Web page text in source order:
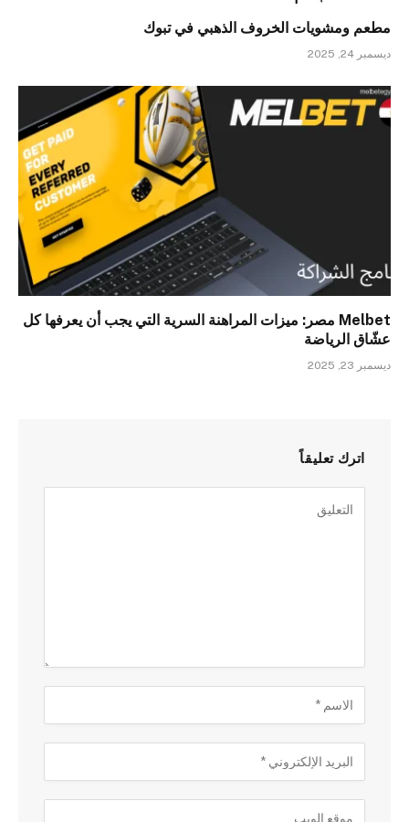
مطعم ومشويات الخروف الذهبي في تبوك
ديسمبر 24, 2025
Melbet مصر: ميزات المراهنة السرية التي يجب أن يعرفها كل
عشّاق الرياضة
ديسمبر 23, 2025
اترك تعليقاً